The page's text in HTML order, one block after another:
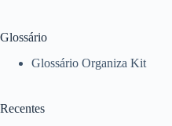
Glossário
Glossário Organiza Kit
Recentes